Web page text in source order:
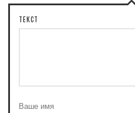
ТЕКСТ